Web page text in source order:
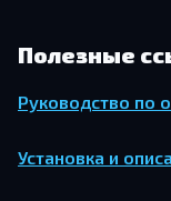
Полезные
Руководство по
Установка и